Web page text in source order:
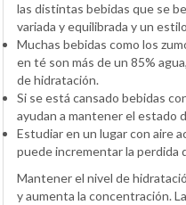
las distintas bebidas que se
variada y equilibrada y un
Muchas bebidas como los
en té son más de un 85%
de hidratación.
Si se está cansado bebidas
ayudan a mantener el estado
Estudiar en un lugar con aire
puede incrementar la perdida
Mantener el nivel de
y aumenta la concentración.